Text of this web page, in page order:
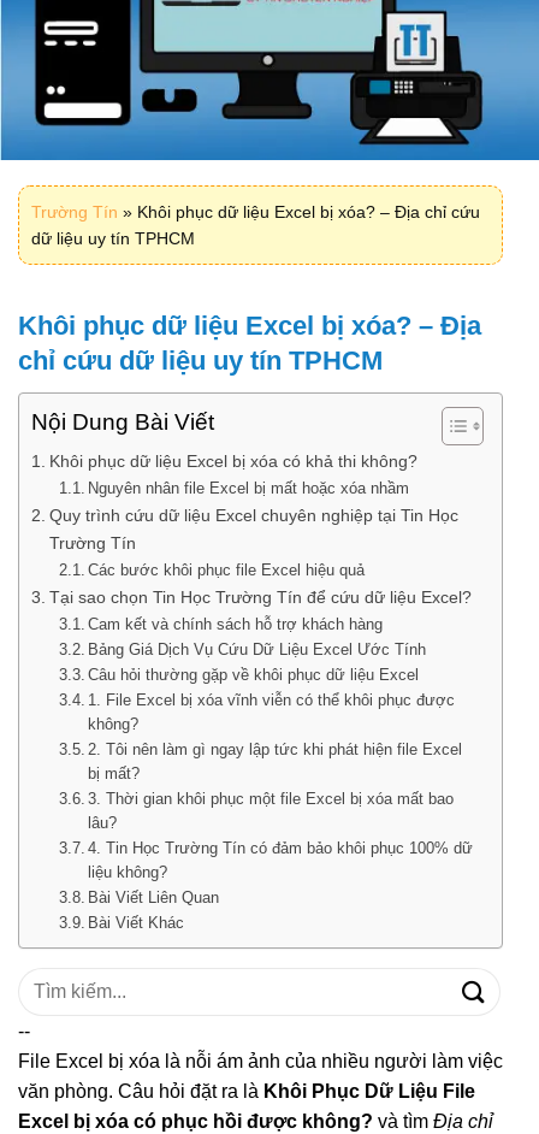
Trường Tín » Khôi phục dữ liệu Excel bị xóa? – Địa chỉ cứu
dữ liệu uy tín TPHCM
Khôi phục dữ liệu Excel bị xóa? – Địa
chỉ cứu dữ liệu uy tín TPHCM
Nội Dung Bài Viết
Khôi phục dữ liệu Excel bị xóa có khả thi không?
Nguyên nhân file Excel bị mất hoặc xóa nhầm
Quy trình cứu dữ liệu Excel chuyên nghiệp tại Tin Học
Trường Tín
Các bước khôi phục file Excel hiệu quả
Tại sao chọn Tin Học Trường Tín để cứu dữ liệu Excel?
Cam kết và chính sách hỗ trợ khách hàng
Bảng Giá Dịch Vụ Cứu Dữ Liệu Excel Ước Tính
Câu hỏi thường gặp về khôi phục dữ liệu Excel
1. File Excel bị xóa vĩnh viễn có thể khôi phục được
không?
2. Tôi nên làm gì ngay lập tức khi phát hiện file Excel
bị mất?
3. Thời gian khôi phục một file Excel bị xóa mất bao
lâu?
4. Tin Học Trường Tín có đảm bảo khôi phục 100% dữ
liệu không?
Bài Viết Liên Quan
Bài Viết Khác
Tìm
--
File Excel bị xóa là nỗi ám ảnh của nhiều người làm việc
văn phòng. Câu hỏi đặt ra là Khôi Phục Dữ Liệu File
Excel bị xóa có phục hồi được không? và tìm Địa chỉ